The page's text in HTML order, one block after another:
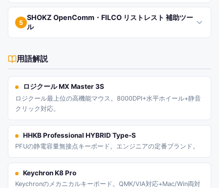
5
SHOKZ OpenComm・FILCO リストレスト 補助ツー
ル
用語解説
ロジクール MX Master 3S
ロジクール最上位の高機能マウス。8000DPI+水平ホイール+静音
クリック対応。
HHKB Professional HYBRID Type-S
PFUの静電容量無接点キーボード。エンジニアの定番ブランド。
Keychron K8 Pro
Keychronのメカニカルキーボード。QMK/VIA対応+Mac/Win両対